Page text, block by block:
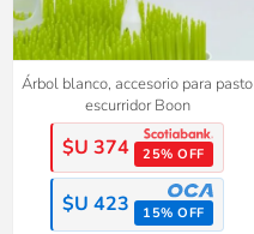
Árbol blanco, accesorio para pasto
escurridor Boon
$U 374 25% OFF
$U 423 15% OFF